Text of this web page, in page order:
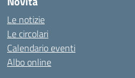
Le notizie
Le circolari
Calendario eventi
Albo online